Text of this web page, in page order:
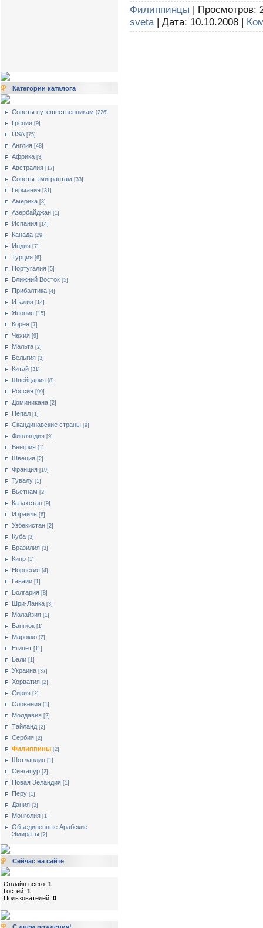
Категории каталога
Советы путешественникам [226]
Греция [9]
USA [75]
Англия [48]
Африка [3]
Австралия [17]
Cоветы эмигрантам [33]
Германия [31]
Америка [3]
Азербайджан [1]
Испания [14]
Канада [29]
Индия [7]
Турция [6]
Португалия [5]
Ближний Восток [5]
Прибалтика [4]
Италия [14]
Япония [15]
Корея [7]
Чехия [9]
Мальта [2]
Бельгия [3]
Китай [31]
Швейцария [8]
Россия [99]
Доминикана [2]
Непал [1]
Скандинавские страны [9]
Финляндия [9]
Венгрия [1]
Швеция [2]
Франция [19]
Тувалу [1]
Вьетнам [2]
Казахстан [9]
Израиль [6]
Узбекистан [2]
Куба [3]
Бразилия [3]
Кипр [1]
Норвегия [4]
Гавайи [1]
Болгария [8]
Шри-Ланка [3]
Малайзия [1]
Бангкок [1]
Марокко [2]
Египет [11]
Бали [1]
Украина [37]
Хорватия [2]
Сирия [2]
Словения [1]
Молдавия [2]
Тайланд [2]
Сербия [2]
Филиппины [2]
Шотландия [1]
Сингапур [2]
Новая Зеландия [1]
Перу [1]
Дания [3]
Монголия [1]
Объединенные Арабские
Эмираты [2]
Сейчас на сайте
Онлайн всего: 1
Гостей: 1
Пользователей: 0
Филиппинцы | Просмотров:
sveta | Дата: 10.10.2008 |